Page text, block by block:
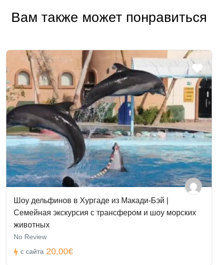
Вам также может понравиться
Шоу дельфинов в Хургаде из Макади-Бэй |
Семейная экскурсия с трансфером и шоу морских
животных
No Review
с сайта 20,00€